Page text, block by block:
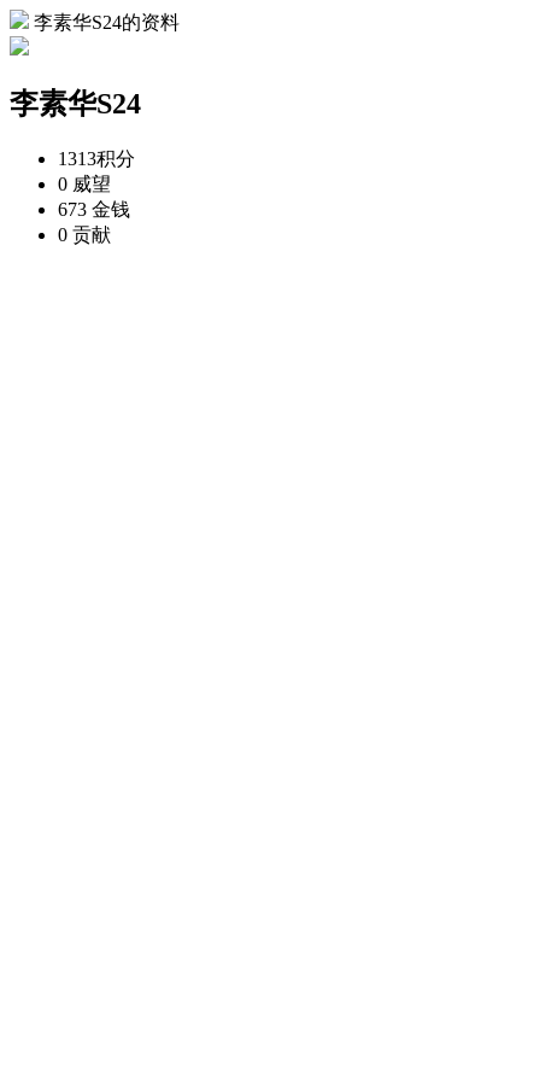
李素华S24的资料
李素华S24
1313积分
0 威望
673 金钱
0 贡献